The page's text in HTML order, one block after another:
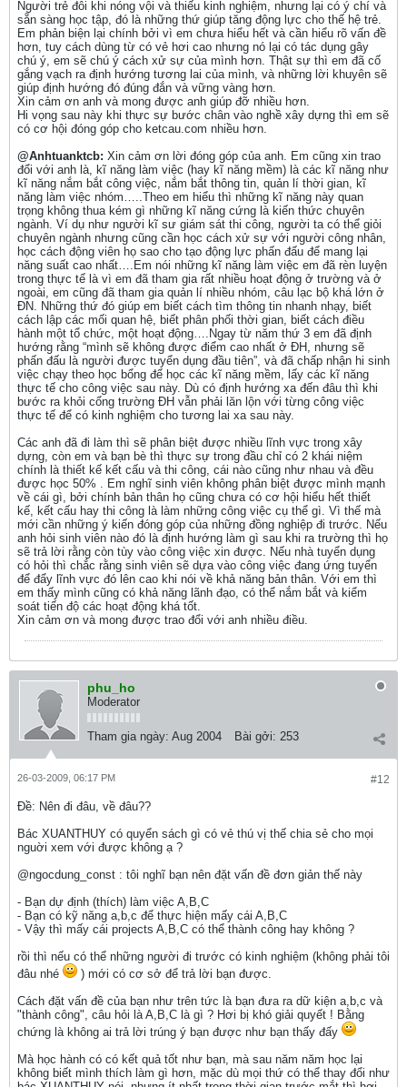
Người trẻ đôi khi nóng vội và thiếu kinh nghiệm, nhưng lại có ý chí và
sẵn sàng học tập, đó là những thứ giúp tăng động lực cho thế hệ trẻ.
Em phản biện lại chính bởi vì em chưa hiểu hết và cần hiểu rõ vấn đề
hơn, tuy cách dùng từ có vẻ hơi cao nhưng nó lại có tác dụng gây
chú ý, em sẽ chú ý cách xử sự của mình hơn. Thật sự thì em đã cố
gắng vạch ra định hướng tương lai của mình, và những lời khuyên sẽ
giúp định hướng đó đúng đắn và vững vàng hơn.
Xin cảm ơn anh và mong được anh giúp đỡ nhiều hơn.
Hi vọng sau này khi thực sự bước chân vào nghề xây dựng thì em sẽ
có cơ hội đóng góp cho ketcau.com nhiều hơn.
@Anhtuanktcb: Xin cảm ơn lời đóng góp của anh. Em cũng xin trao
đổi với anh là, kĩ năng làm việc (hay kĩ năng mềm) là các kĩ năng như
kĩ năng nắm bắt công việc, nắm bắt thông tin, quản lí thời gian, kĩ
năng làm việc nhóm…..Theo em hiểu thì những kĩ năng này quan
trọng không thua kém gì những kĩ năng cứng là kiến thức chuyên
ngành. Ví dụ như người kĩ sư giám sát thi công, người ta có thể giỏi
chuyên ngành nhưng cũng cần học cách xử sự với người công nhân,
học cách động viên họ sao cho tạo động lực phấn đấu để mang lại
năng suất cao nhất….Em nói những kĩ năng làm việc em đã rèn luyện
trong thực tế là vì em đã tham gia rất nhiều hoạt động ở trường và ở
ngoài, em cũng đã tham gia quản lí nhiều nhóm, câu lạc bộ khá lớn ở
ĐN. Những thứ đó giúp em biết cách tìm thông tin nhanh nhạy, biết
cách lập các mối quan hệ, biết phân phối thời gian, biết cách điều
hành một tổ chức, một hoạt động….Ngay từ năm thứ 3 em đã định
hướng rằng “mình sẽ không được điểm cao nhất ở ĐH, nhưng sẽ
phấn đấu là người được tuyển dụng đầu tiên”, và đã chấp nhận hi sinh
việc chạy theo học bổng để học các kĩ năng mềm, lấy các kĩ năng
thực tế cho công việc sau này. Dù có định hướng xa đến đâu thì khi
bước ra khỏi cổng trường ĐH vẫn phải lăn lộn với từng công việc
thực tế để có kinh nghiệm cho tương lai xa sau này.
Các anh đã đi làm thì sẽ phân biệt được nhiều lĩnh vực trong xây
dựng, còn em và bạn bè thì thực sự trong đầu chỉ có 2 khái niệm
chính là thiết kế kết cấu và thi công, cái nào cũng như nhau và đều
được học 50% . Em nghĩ sinh viên không phân biệt được mình mạnh
về cái gì, bởi chính bản thân họ cũng chưa có cơ hội hiểu hết thiết
kế, kết cấu hay thi công là làm những công việc cụ thể gì. Vì thế mà
mới cần những ý kiến đóng góp của những đồng nghiệp đi trước. Nếu
anh hỏi sinh viên nào đó là định hướng làm gì sau khi ra trường thì họ
sẽ trả lời rằng còn tùy vào công việc xin được. Nếu nhà tuyển dụng
có hỏi thì chắc rằng sinh viên sẽ dựa vào công việc đang ứng tuyển
để đẩy lĩnh vực đó lên cao khi nói về khả năng bản thân. Với em thì
em thấy mình cũng có khả năng lãnh đạo, có thể nắm bắt và kiểm
soát tiến độ các hoạt động khá tốt.
Xin cảm ơn và mong được trao đổi với anh nhiều điều.
phu_ho
Moderator
Tham gia ngày: Aug 2004 Bài gởi: 253
#12
26-03-2009, 06:17 PM
Ðề: Nên đi đâu, về đâu??
Bác XUANTHUY có quyển sách gì có vẻ thú vị thế chia sẻ cho mọi
nguời xem với được không ạ ?
@ngocdung_const : tôi nghĩ bạn nên đặt vấn đề đơn giản thế này
- Bạn dự định (thích) làm việc A,B,C
- Bạn có kỹ năng a,b,c để thực hiện mấy cái A,B,C
- Vậy thì mấy cái projects A,B,C có thể thành công hay không ?
rồi thì nếu có thể những người đi trước có kinh nghiệm (không phải tôi
đâu nhé
) mới có cơ sở để trả lời bạn được.
Cách đặt vấn đề của bạn như trên tức là bạn đưa ra dữ kiện a,b,c và
"thành công", câu hỏi là A,B,C là gì ? Hơi bị khó giải quyết ! Bằng
chứng là không ai trả lời trúng ý bạn được như bạn thấy đấy
Mà học hành có có kết quả tốt như bạn, mà sau năm năm học lại
không biết mình thích làm gì hơn, mặc dù mọi thứ có thể thay đổi như